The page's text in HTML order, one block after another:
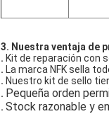
3. Nuestra ventaja de
. Kit de reparación con
. La marca NFK sella
. Nuestro kit de sello
. Pequeña orden
. Stock razonable y